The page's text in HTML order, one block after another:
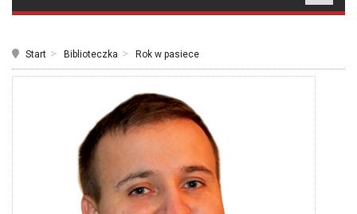
Start Biblioteczka Rok w pasiece